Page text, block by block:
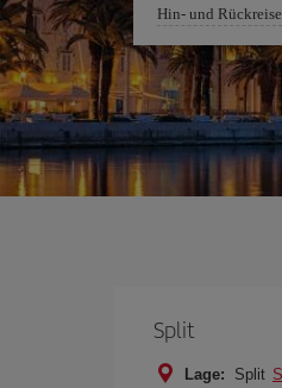
Wählen
Sie
eine
Option
Hin- und Rückreise
Split
Lage: Split